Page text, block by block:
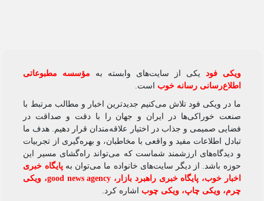
ویکی‌ فودیکی از سایت‌های وابسته به
مؤسسه مطبوعاتی
اطلاع‌رسانی رسانه خوباست.
ما در ویکی‌ فود تلاش می‌کنیم جدیدترین اخبار و مطالب مرتبط با
صنعت خوراکی‌ها در ایران و جهان را با دقت و صداقت در
فضایی صمیمی و جذاب در اختیار علاقه‌مندان قرار دهیم. هدف ما
تبادل اطلاعات مفید و واقعی با مخاطبان، و بهره‌گیری از تجربیات
و دیدگاه‌های ارزشمند شماست که می‌تواند راه‌گشای مسیر این
حوزه باشد. از دیگر سایت‌های خانواده ما می‌توان بهپایگاه خبری
اخبار خوب،پایگاه خبری راهبرد بازار ،good news agency،ویکی
چرم،ویکی چاپ،ویکی چوباشاره کرد.